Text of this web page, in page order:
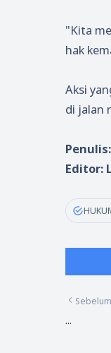
"Kita
hak
Aksi
di jalan
Editor:
...